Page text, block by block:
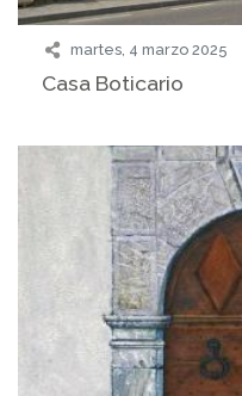
martes, 4 marzo 2025
Casa Boticario